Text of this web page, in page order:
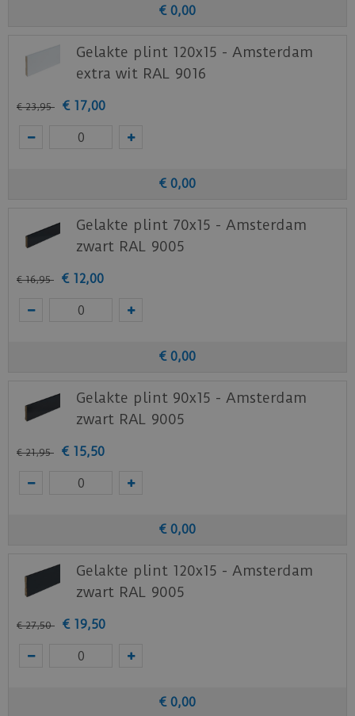
€ 0,00
Gelakte plint 120x15 - Amsterdam
extra wit RAL 9016
€ 23,95 € 17,00
€ 0,00
Gelakte plint 70x15 - Amsterdam
zwart RAL 9005
€ 16,95 € 12,00
€ 0,00
Gelakte plint 90x15 - Amsterdam
zwart RAL 9005
€ 21,95 € 15,50
€ 0,00
Gelakte plint 120x15 - Amsterdam
zwart RAL 9005
€ 27,50 € 19,50
€ 0,00